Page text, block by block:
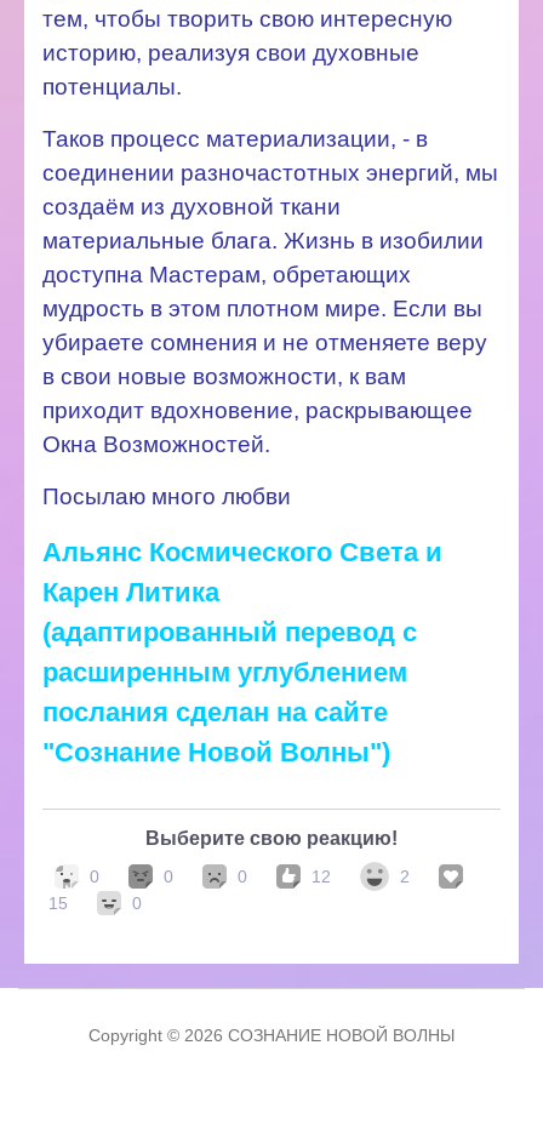
тем, чтобы творить свою интересную
историю, реализуя свои духовные
потенциалы.
Таков процесс материализации, - в
соединении разночастотных энергий, мы
создаём из духовной ткани
материальные блага. Жизнь в изобилии
доступна Мастерам, обретающих
мудрость в этом плотном мире. Если вы
убираете сомнения и не отменяете веру
в свои новые возможности, к вам
приходит вдохновение, раскрывающее
Окна Возможностей.
Посылаю много любви
Альянс Космического Света и
Карен Литика
(адаптированный перевод с
расширенным углублением
послания сделан на сайте
"Сознание Новой Волны")
Выберите свою реакцию!
0 0 0 12
2
15
0
Copyright © 2026 СОЗНАНИЕ НОВОЙ ВОЛНЫ